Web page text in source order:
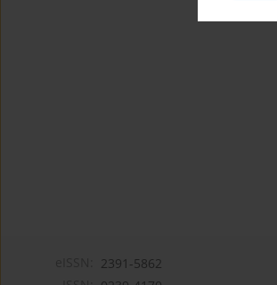
2391-5862